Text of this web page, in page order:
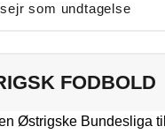
som undtagelse
FODBOLD
Østrigske Bundesliga til